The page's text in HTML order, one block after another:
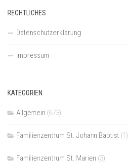
RECHTLICHES
Datenschutzerklärung
Impressum
KATEGORIEN
Allgemein (673)
Familienzentrum St. Johann Baptist (1)
Familienzentrum St. Marien (3)